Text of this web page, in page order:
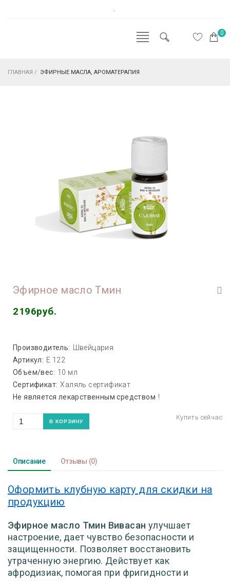
.
0
ГЛАВНАЯ / ЭФИРНЫЕ МАСЛА, АРОМАТЕРАПИЯ
Эфирное масло Тмин
2196руб.
Производитель:
Швейцария
Артикул: E 122
Объем/вес: 10 мл
Сертификат: Халяль сертификат
Не является лекарственным средством !
Описание Отзывы (0)
Оформить клубную карту для скидки на
продукцию
Эфирное масло Тмин Вивасан улучшает
настроение, дает чувство безопасности и
защищенности. Позволяет восстановить
утраченную энергию. Действует как
афродизиак, помогая при фригидности и